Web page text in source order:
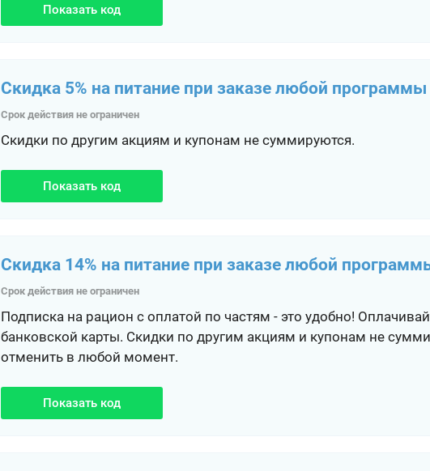
Показать код
Скидка 5% на питание при заказе любой программы
Срок действия не ограничен
Скидки по другим акциям и купонам не суммируются.
Показать код
Скидка 14% на питание при заказе любой
Срок действия не ограничен
Подписка на рацион с оплатой по частям - это удобно!
банковской карты. Скидки по другим акциям и купонам не
отменить в любой момент.
Показать код